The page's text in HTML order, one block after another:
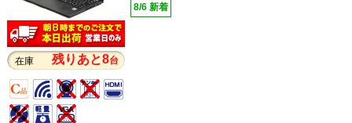
在庫 残りあと8台
8/6 新着